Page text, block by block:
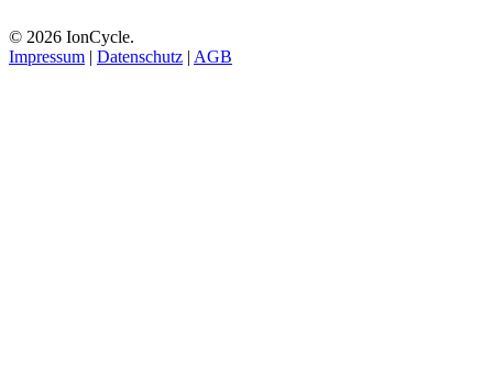
© 2026 IonCycle.
Impressum | Datenschutz | AGB